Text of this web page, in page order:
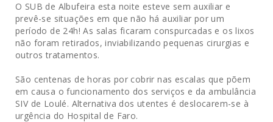
O SUB de Albufeira esta noite esteve sem auxiliar e
prevê-se situações em que não há auxiliar por um
período de 24h! As salas ficaram conspurcadas e os lixos
não foram retirados, inviabilizando pequenas cirurgias e
outros tratamentos.
São centenas de horas por cobrir nas escalas que põem
em causa o funcionamento dos serviços e da ambulância
SIV de Loulé. Alternativa dos utentes é deslocarem-se à
urgência do Hospital de Faro.